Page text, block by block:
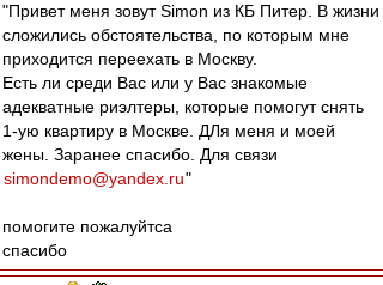
"Привет меня зовут Simon из КБ Питер. В жизни
сложились обстоятельства, по которым мне
приходится переехать в Москву.
Есть ли среди Вас или у Вас знакомые
адекватные риэлтеры, которые помогут снять
1-ую квартиру в Москве. ДЛя меня и моей
жены. Заранее спасибо. Для связи
simondemo@yandex.ru"
помогите пожалуйтса
спасибо